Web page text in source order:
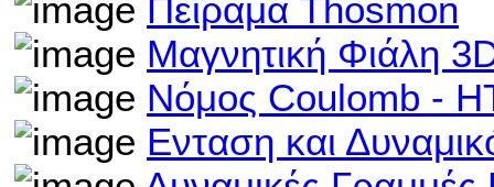
Πείραμα Thosmon
Μαγνητική Φιάλη
Νόμος Coulomb -
Ενταση και